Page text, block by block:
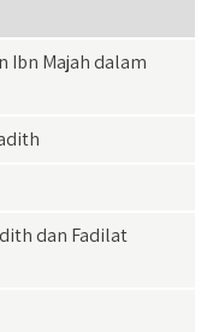
Ibn Majah dalam
dan Fadilat